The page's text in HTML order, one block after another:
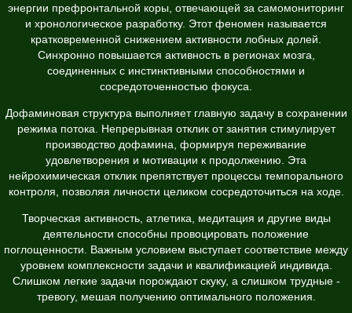
энергии префронтальной коры, отвечающей за самомониторинг
и хронологическое разработку. Этот феномен называется
кратковременной снижением активности лобных долей.
Синхронно повышается активность в регионах мозга,
соединенных с инстинктивными способностями и
сосредоточенностью фокуса.
Дофаминовая структура выполняет главную задачу в сохранении
режима потока. Непрерывная отклик от занятия стимулирует
производство дофамина, формируя переживание
удовлетворения и мотивации к продолжению. Эта
нейрохимическая отклик препятствует процессы темпорального
контроля, позволяя личности целиком сосредоточиться на ходе.
Творческая активность, атлетика, медитация и другие виды
деятельности способны провоцировать положение
поглощенности. Важным условием выступает соответствие между
уровнем комплексности задачи и квалификацией индивида.
Слишком легкие задачи порождают скуку, а слишком трудные -
тревогу, мешая получению оптимального положения.